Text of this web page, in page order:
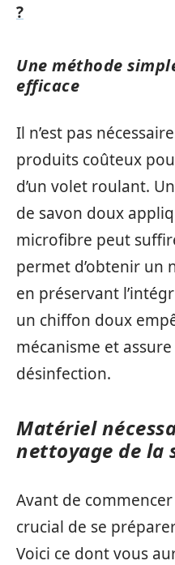
?
Une méthode
efficace
Il n’est pas
produits coûteux
d’un volet roulant.
de savon doux
microfibre peut
permet d’obtenir un
en préservant
un chiffon doux
mécanisme et
désinfection.
Matériel
nettoyage de la
Avant de
crucial de se
Voici ce dont vous